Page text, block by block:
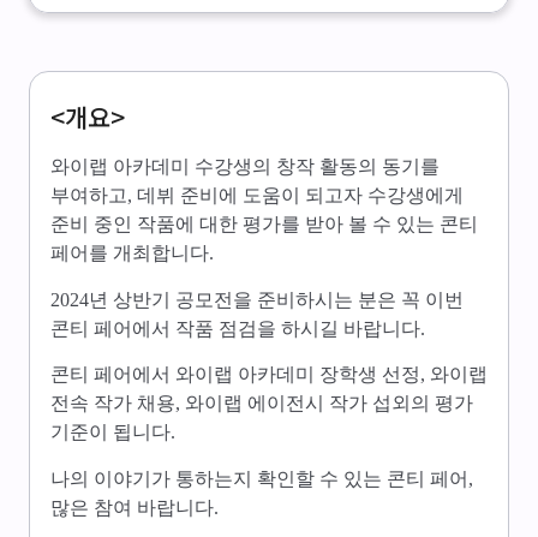
<개요>
와이랩 아카데미 수강생의 창작 활동의 동기를
부여하고, 데뷔 준비에 도움이 되고자 수강생에게
준비 중인 작품에 대한 평가를 받아 볼 수 있는 콘티
페어를 개최합니다.
2024년 상반기 공모전을 준비하시는 분은 꼭 이번
콘티 페어에서 작품 점검을 하시길 바랍니다.
콘티 페어에서 와이랩 아카데미 장학생 선정, 와이랩
전속 작가 채용, 와이랩 에이전시 작가 섭외의 평가
기준이 됩니다.
나의 이야기가 통하는지 확인할 수 있는 콘티 페어,
많은 참여 바랍니다.